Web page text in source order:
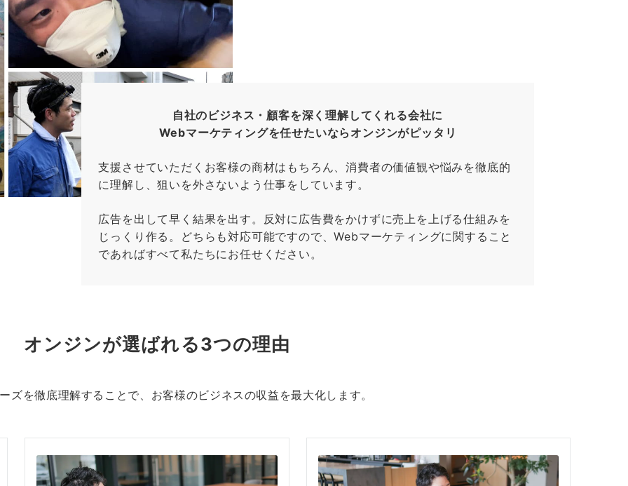
自社のビジネス・顧客を深く理解してくれる会社に
Webマーケティングを任せたいならオンジンがピッタリ
支援させていただくお客様の商材はもちろん、消費者の価値観や悩みを徹底的
に理解し、狙いを外さないよう仕事をしています。
広告を出して早く結果を出す。反対に広告費をかけずに売上を上げる仕組みを
じっくり作る。どちらも対応可能ですので、Webマーケティングに関すること
であればすべて私たちにお任せください。
オンジンが選ばれる3つの理由
ズを徹底理解することで、お客様のビジネスの収益を最大化します。